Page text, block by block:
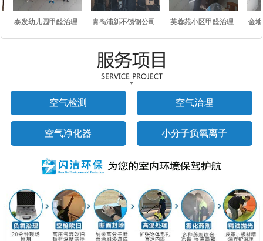
泰发幼儿园甲醛治理.. 青岛浦新不锈钢公司.. 芙蓉苑小区甲醛治理.. 金
空气检测 空气治理
空气净化器 小分子负氧离子